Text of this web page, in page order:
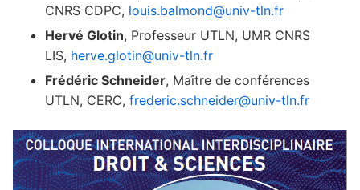
CNRS CDPC, louis.balmond@univ-tln.fr
Hervé Glotin, Professeur UTLN, UMR CNRS
LIS, herve.glotin@univ-tln.fr
Frédéric Schneider, Maître de conférences
UTLN, CERC, frederic.schneider@univ-tln.fr